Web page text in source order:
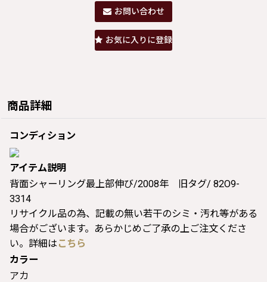
お問い合わせ
お気に入りに登録
商品詳細
コンディション
アイテム説明
背面シャーリング最上部伸び/2008年 旧タグ/ 82O9-
3314
リサイクル品の為、記載の無い若干のシミ・汚れ等がある
場合がございます。あらかじめご了承の上ご注文くださ
い。詳細は こちら
カラー
アカ